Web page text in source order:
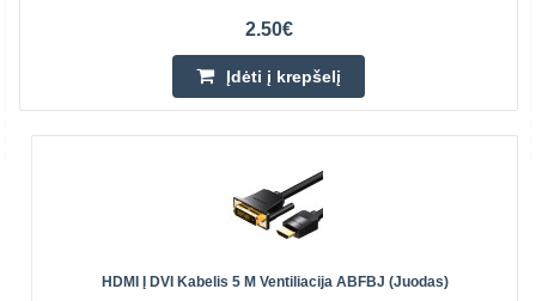
2.50€
Įdėti į krepšelį
HDMI Į DVI Kabelis 5 M Ventiliacija ABFBJ (juodas)